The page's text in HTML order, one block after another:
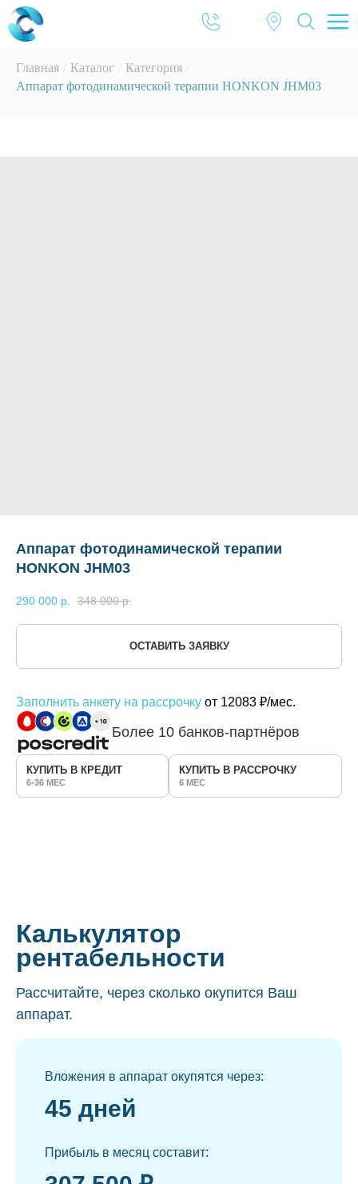
Главная Каталог Категория
Аппарат фотодинамической терапии HONKON JHM03
Аппарат фотодинамической терапии
HONKON JHM03
290 000 р. 348 000 р.
ОСТАВИТЬ ЗАЯВКУ
Заполнить анкету на рассрочку от 12083 ₽/мес.
Более 10 банков-партнёров
КУПИТЬ В КРЕДИТ
6-36 МЕС
КУПИТЬ В РАССРОЧКУ
6 МЕС
Калькулятор
рентабельности
Рассчитайте, через сколько окупится Ваш
аппарат.
Вложения в аппарат окупятся через:
45 дней
Прибыль в месяц составит: